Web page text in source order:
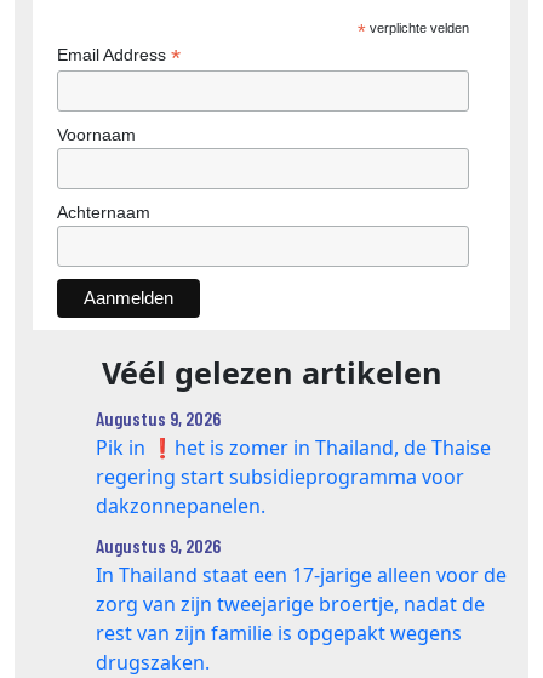
*verplichte velden
Email Address *
Voornaam
Achternaam
Véél gelezen artikelen
Augustus 9, 2026
Pik in ❗️het is zomer in Thailand, de Thaise
regering start subsidieprogramma voor
dakzonnepanelen.
Augustus 9, 2026
In Thailand staat een 17‑jarige alleen voor de
zorg van zijn tweejarige broertje, nadat de
rest van zijn familie is opgepakt wegens
drugszaken.